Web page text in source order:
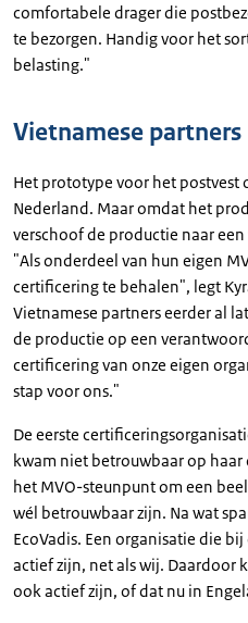
comfortabele drager die
te bezorgen. Handig voor het
belasting."
Vietnamese partners
Het prototype voor het postvest
Nederland. Maar omdat het
verschoof de productie naar
"Als onderdeel van hun eigen
certificering te behalen", legt
Vietnamese partners eerder al
de productie op een
certificering van onze eigen
stap voor ons."
De eerste
kwam niet betrouwbaar op
het MVO-steunpunt om een
wél betrouwbaar zijn. Na wat
EcoVadis. Een organisatie die
actief zijn, net als wij. Daardoor
ook actief zijn, of dat nu in